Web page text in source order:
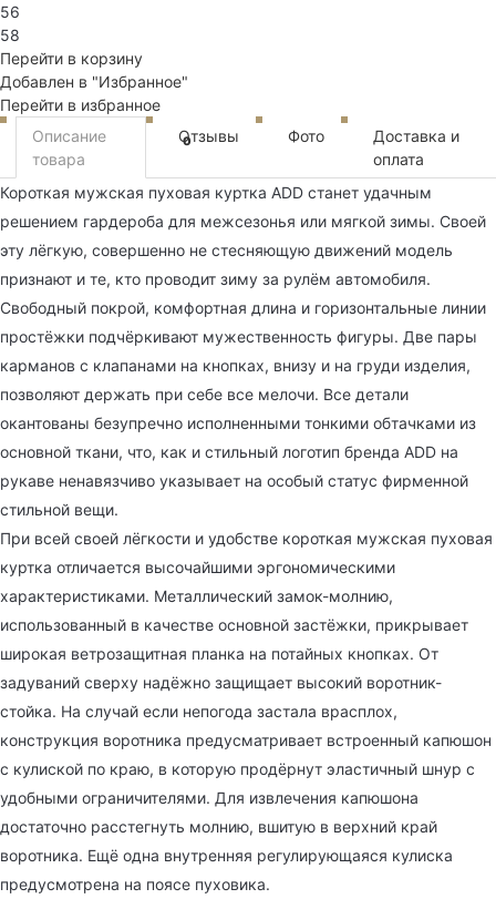
56
58
Перейти в корзину
Добавлен в "Избранное"
Перейти в избранное
Описание
товара
Отзывы
0 Фото
Доставка и
оплата
Короткая мужская пуховая куртка ADD станет удачным
решением гардероба для межсезонья или мягкой зимы. Своей
эту лёгкую, совершенно не стесняющую движений модель
признают и те, кто проводит зиму за рулём автомобиля.
Свободный покрой, комфортная длина и горизонтальные линии
простёжки подчёркивают мужественность фигуры. Две пары
карманов с клапанами на кнопках, внизу и на груди изделия,
позволяют держать при себе все мелочи. Все детали
окантованы безупречно исполненными тонкими обтачками из
основной ткани, что, как и стильный логотип бренда ADD на
рукаве ненавязчиво указывает на особый статус фирменной
стильной вещи.
При всей своей лёгкости и удобстве короткая мужская пуховая
куртка отличается высочайшими эргономическими
характеристиками. Металлический замок-молнию,
использованный в качестве основной застёжки, прикрывает
широкая ветрозащитная планка на потайных кнопках. От
задуваний сверху надёжно защищает высокий воротник-
стойка. На случай если непогода застала врасплох,
конструкция воротника предусматривает встроенный капюшон
с кулиской по краю, в которую продёрнут эластичный шнур с
удобными ограничителями. Для извлечения капюшона
достаточно расстегнуть молнию, вшитую в верхний край
воротника. Ещё одна внутренняя регулирующаяся кулиска
предусмотрена на поясе пуховика.